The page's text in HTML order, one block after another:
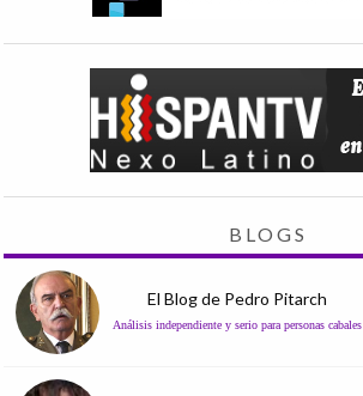
BLOGS
El Blog de Pedro Pitarch
Análisis independiente y serio para personas cabales